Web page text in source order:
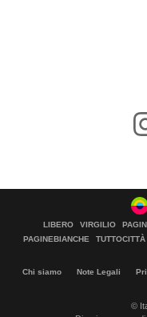
LIBERO VIRGILIO
PAGINEBIANCHE
TUTTOCITTÀ
Chi siamo Note Legali
©